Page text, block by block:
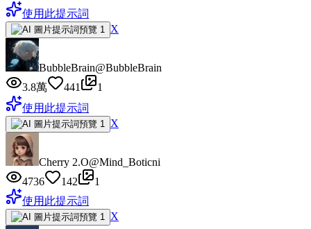
使用此提示詞
X
BubbleBrain@BubbleBrain
3.8萬
441
1
使用此提示詞
X
Cherry 2.O@Mind_Boticni
4736
142
1
使用此提示詞
X